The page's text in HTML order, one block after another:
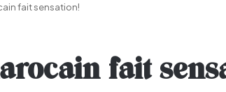
fait sensation!
fait